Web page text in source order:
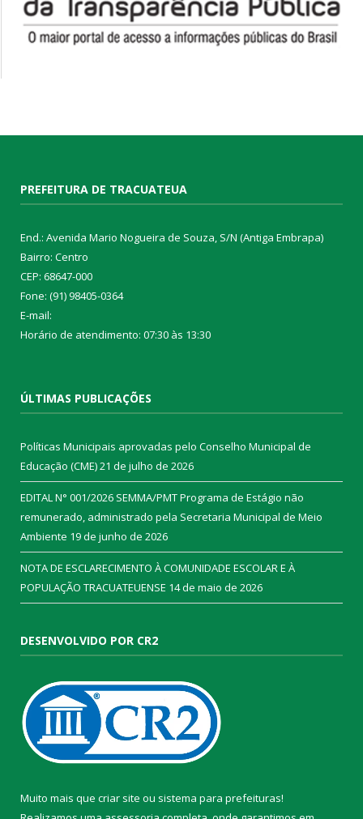
PREFEITURA DE TRACUATEUA
End.: Avenida Mario Nogueira de Souza, S/N (Antiga Embrapa)
Bairro: Centro
CEP: 68647-000
Fone: (91) 98405-0364
E-mail:
Horário de atendimento: 07:30 às 13:30
ÚLTIMAS PUBLICAÇÕES
Políticas Municipais aprovadas pelo Conselho Municipal de
Educação (CME)21 de julho de 2026
EDITAL N° 001/2026 SEMMA/PMT Programa de Estágio não
remunerado, administrado pela Secretaria Municipal de Meio
Ambiente 19 de junho de 2026
NOTA DE ESCLARECIMENTO À COMUNIDADE ESCOLAR E À
POPULAÇÃO TRACUATEUENSE 14 de maio de 2026
DESENVOLVIDO POR CR2
Muito mais que criar site ou sistema para prefeituras!